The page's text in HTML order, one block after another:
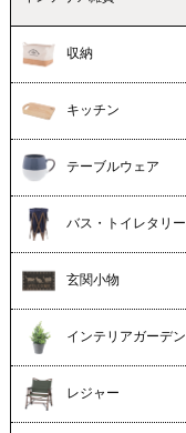
収納
キッチン
テーブルウェア
バス・トイレタリー
玄関小物
インテリアガーデン
レジャー